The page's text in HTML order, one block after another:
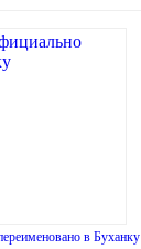
в Буханку